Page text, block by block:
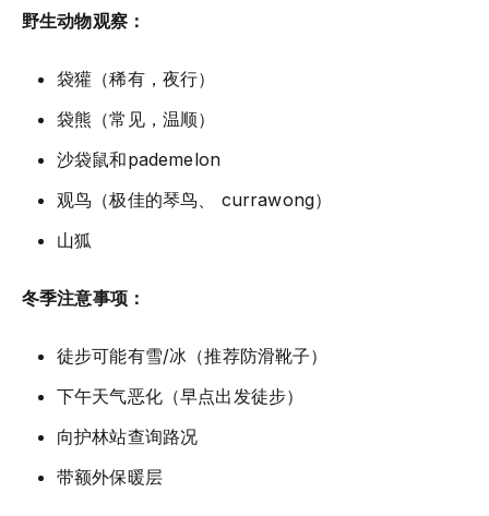
野生动物观察：
袋獾（稀有，夜行）
袋熊（常见，温顺）
沙袋鼠和pademelon
观鸟（极佳的琴鸟、 currawong）
山狐
冬季注意事项：
徒步可能有雪/冰（推荐防滑靴子）
下午天气恶化（早点出发徒步）
向护林站查询路况
带额外保暖层